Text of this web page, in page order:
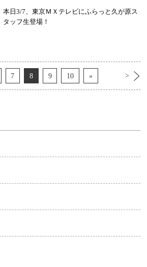
本日3/7、東京ＭＸテレビにふらっと久が原ス
タッフ生登場！
7 8 9 10 >
»